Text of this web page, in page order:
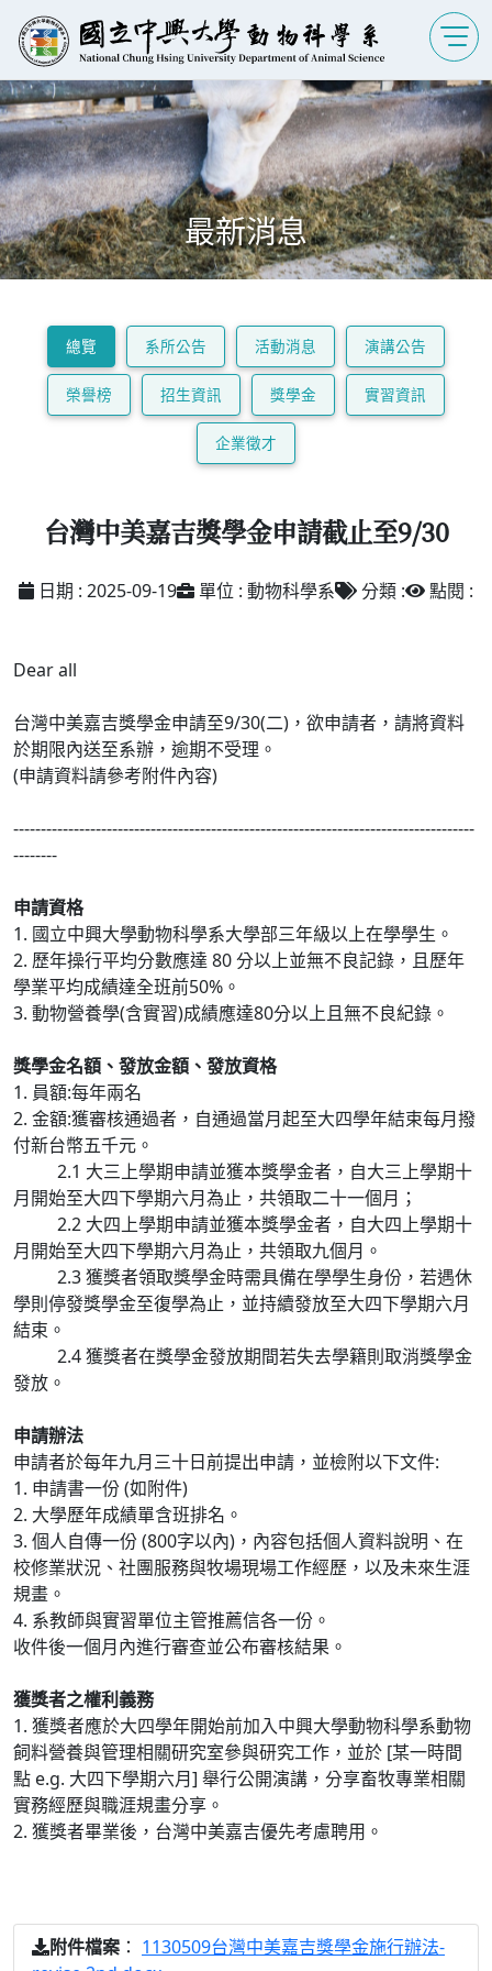
最新消息
總覽 系所公告 活動消息 演講公告
榮譽榜 招生資訊 獎學金 實習資訊
企業徵才
台灣中美嘉吉獎學金申請截止至9/30
日期 : 2025-09-19 單位 : 動物科學系 分類 : 點閱 :
Dear all
台灣中美嘉吉獎學金申請至9/30(二)，欲申請者，請將資料
於期限內送至系辦，逾期不受理。
(申請資料請參考附件內容)
------------------------------------------------------------------------------------
--------
申請資格
1. 國立中興大學動物科學系大學部三年級以上在學學生。
2. 歷年操行平均分數應達 80 分以上並無不良記錄，且歷年
學業平均成績達全班前50%。
3. 動物營養學(含實習)成績應達80分以上且無不良紀錄。
獎學金名額、發放金額、發放資格
1. 員額:每年兩名
2. 金額:獲審核通過者，自通過當月起至大四學年結束每月撥
付新台幣五千元。
2.1 大三上學期申請並獲本獎學金者，自大三上學期十
月開始至大四下學期六月為止，共領取二十一個月；
2.2 大四上學期申請並獲本獎學金者，自大四上學期十
月開始至大四下學期六月為止，共領取九個月。
2.3 獲獎者領取獎學金時需具備在學學生身份，若遇休
學則停發獎學金至復學為止，並持續發放至大四下學期六月
結束。
2.4 獲獎者在獎學金發放期間若失去學籍則取消獎學金
發放。
申請辦法
申請者於每年九月三十日前提出申請，並檢附以下文件:
1. 申請書一份 (如附件)
2. 大學歷年成績單含班排名。
3. 個人自傳一份 (800字以內)，內容包括個人資料說明、在
校修業狀況、社團服務與牧場現場工作經歷，以及未來生涯
規畫。
4. 系教師與實習單位主管推薦信各一份。
收件後一個月內進行審查並公布審核結果。
獲獎者之權利義務
1. 獲獎者應於大四學年開始前加入中興大學動物科學系動物
飼料營養與管理相關研究室參與研究工作，並於 [某一時間
點 e.g. 大四下學期六月] 舉行公開演講，分享畜牧專業相關
實務經歷與職涯規畫分享。
2. 獲獎者畢業後，台灣中美嘉吉優先考慮聘用。
附件檔案 ： 1130509台灣中美嘉吉獎學金施行辦法-